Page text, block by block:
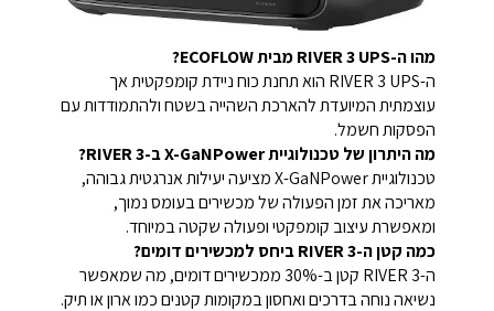
מהו ה-RIVER 3 UPS מבית ECOFLOW?
ה-RIVER 3 UPS הוא תחנת כוח ניידת קומפקטית אך
עוצמתית המיועדת להארכת השהייה בשטח ולהתמודדות עם
הפסקות חשמל.
מה היתרון של טכנולוגיית X-GaNPower ב-RIVER 3?
טכנולוגיית X-GaNPower מציעה יעילות אנרגטית גבוהה,
מאריכה את זמן הפעולה של מכשירים בעומס נמוך,
ומאפשרת עיצוב קומפקטי ופעולה שקטה במיוחד.
כמה קטן ה-RIVER 3 ביחס למכשירים דומים?
ה-RIVER 3 קטן ב-30% ממכשירים דומים, מה שמאפשר
נשיאה נוחה בדרכים ואחסון במקומות קטנים כמו ארון או תיק.